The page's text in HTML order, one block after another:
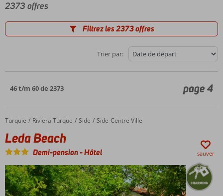
2373 offres
Filtrez les 2373 offres
Trier par:
46 t/m 60 de 2373 page 4
Accueil
Turquie Riviera Turque Side Side-Centre Ville
Leda Beach
Leda Beach
Demi-pension-Hôtel sauver